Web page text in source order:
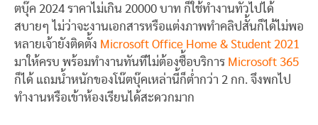
ตบุ๊ค 2024 ราคาไม่เกิน 20000 บาท ก็ใช้ทำงานทั่วไปได้
สบายๆ ไม่ว่าจะงานเอกสารหรือแต่งภาพทำคลิปสั้นก็ได้ไม่พอ
หลายเจ้ายังติดตั้ง Microsoft Office Home & Student 2021
มาให้ครบ พร้อมทำงานทันทีไม่ต้องซื้อบริการ Microsoft 365
ก็ได้ แถมน้ำหนักของโน๊ตบุ๊คเหล่านี้ก็ต่ำกว่า 2 กก. จึงพกไป
ทำงานหรือเข้าห้องเรียนได้สะดวกมาก